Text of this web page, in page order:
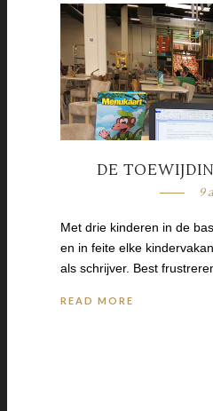
DE
9
Met drie kinderen in de
en in feite elke
als schrijver. Best
READ MORE